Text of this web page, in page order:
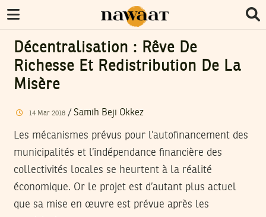
Décentralisation : Rêve De
Richesse Et Redistribution De La
Misère
14 Mar 2018/ Samih Beji Okkez
Les mécanismes prévus pour l’autofinancement des
municipalités et l’indépendance financière des
collectivités locales se heurtent à la réalité
économique. Or le projet est d’autant plus actuel
que sa mise en œuvre est prévue après les